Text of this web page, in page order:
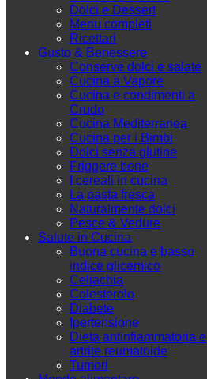
Dolci e Dessert
Menu completi
Ricettari
Gusto & Benessere
Conserve dolci e salate
Cucina a Vapore
Cucina e condimenti a
Crudo
Cucina Mediterranea
Cucina per i Bimbi
Dolci senza glutine
Friggere bene
I cereali in cucina
La pasta fresca
Naturalmente dolci
Pesce & Vedure
Salute in Cucina
Buona cucina e basso
indice glicemico
Celiachia
Colesterolo
Diabete
Ipertensione
Dieta antinfiammatoria e
artrite reumatoide
Tumori